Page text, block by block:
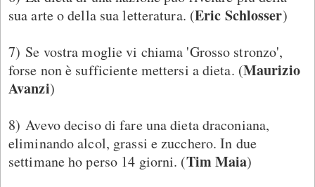
sua arte o della sua letteratura. (Eric Schlosser)
7) Se vostra moglie vi chiama 'Grosso stronzo',
forse non è sufficiente mettersi a dieta. (Maurizio
Avanzi)
8) Avevo deciso di fare una dieta draconiana,
eliminando alcol, grassi e zucchero. In due
settimane ho perso 14 giorni. (Tim Maia)